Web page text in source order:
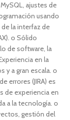
ajustes de
usando
de la interfaz de
o Sólido
de software, la
en la
y a gran escala. o
errores (JIRA) es
de experiencia en
a la tecnología. o
gestión del